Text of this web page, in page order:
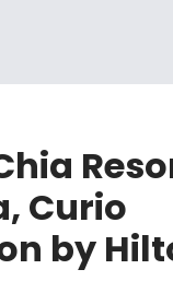
Curio
by